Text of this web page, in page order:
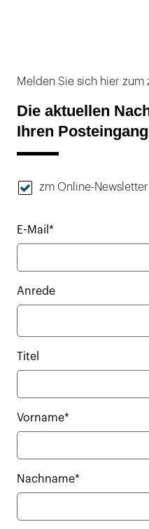
Melden Sie sich hier zum
Die aktuellen
Ihren Posteingang
zm Online-Newsletter
E-Mail*
Anrede
Titel
Vorname*
Nachname*